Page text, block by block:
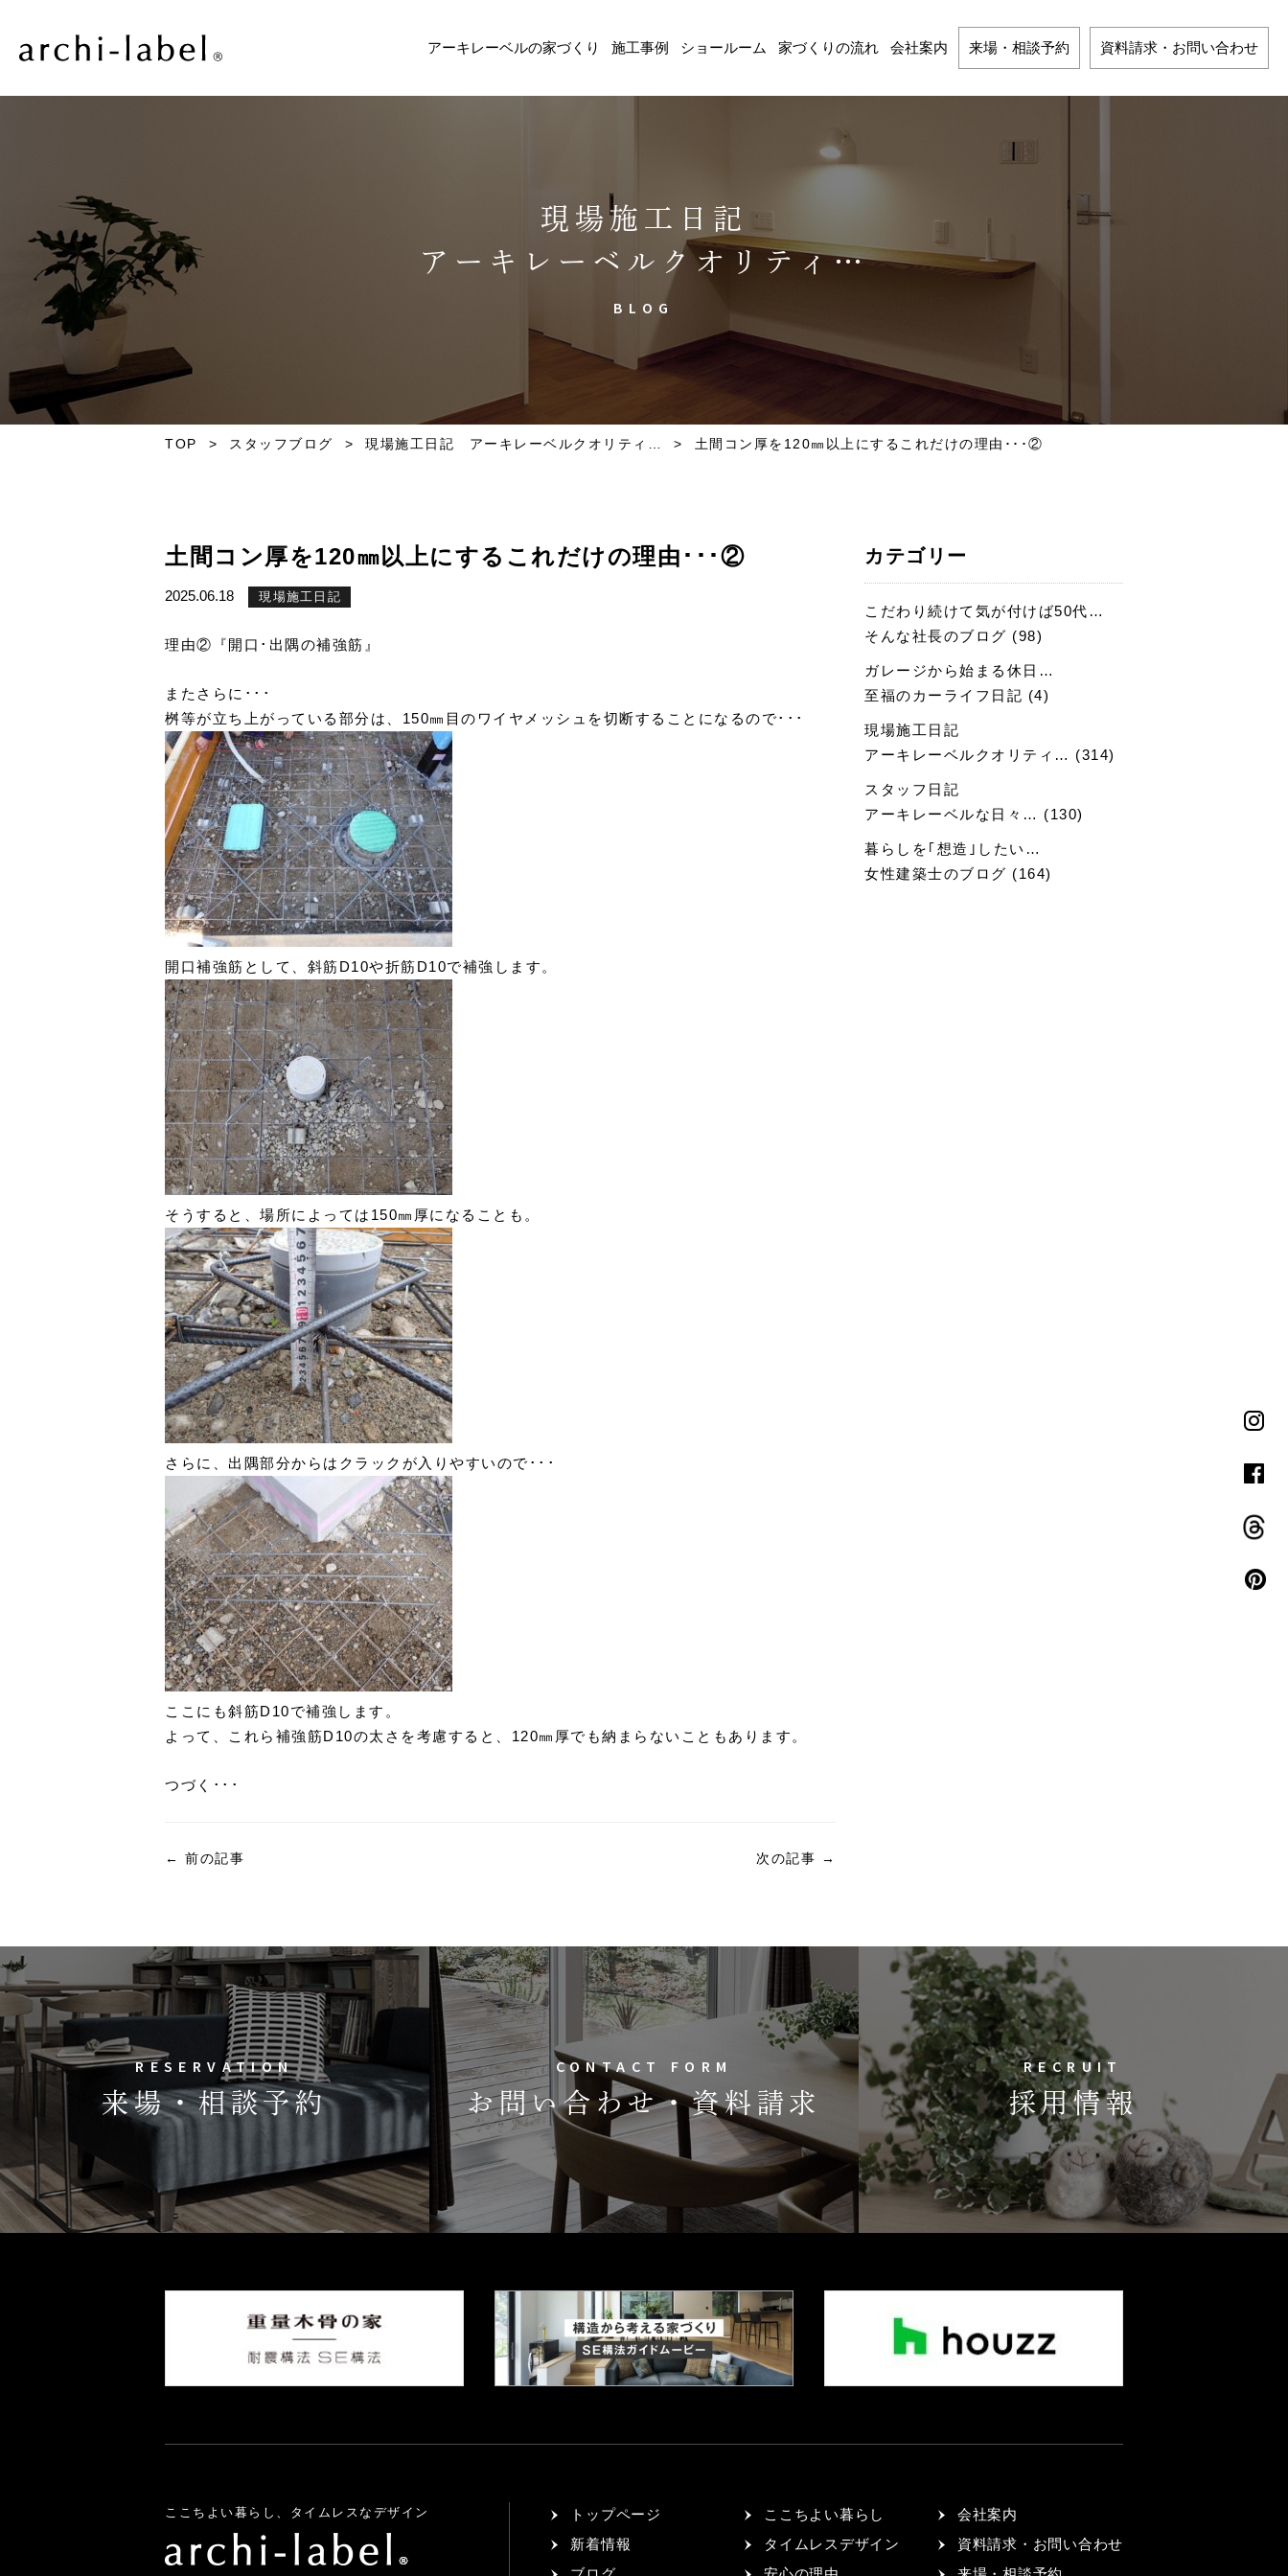
アーキレーベルの家づくり 施工事例 ショールーム 家づくりの流れ 会社案内 来場・相談予約 資料請求・お問い合わせ
現場施工日記
アーキレーベルクオリティ…
BLOG
TOP > スタッフブログ > 現場施工日記 アーキレーベルクオリティ… > 土間コン厚を120㎜以上にするこれだけの理由･･･②
土間コン厚を120㎜以上にするこれだけの理由･･･②
2025.06.18 現場施工日記
理由②『開口･出隅の補強筋』
またさらに･･･
桝等が立ち上がっている部分は、150㎜目のワイヤメッシュを切断することになるので･･･
開口補強筋として、斜筋D10や折筋D10で補強します。
そうすると、場所によっては150㎜厚になることも。
さらに、出隅部分からはクラックが入りやすいので･･･
ここにも斜筋D10で補強します。
よって、これら補強筋D10の太さを考慮すると、120㎜厚でも納まらないこともあります。
つづく･･･
← 前の記事 次の記事 →
カテゴリー
こだわり続けて気が付けば50代…
そんな社長のブログ (98)
ガレージから始まる休日…
至福のカーライフ日記 (4)
現場施工日記
アーキレーベルクオリティ… (314)
スタッフ日記
アーキレーベルな日々… (130)
暮らしを｢想造｣したい…
女性建築士のブログ (164)
RESERVATION
来場・相談予約
CONTACT FORM
お問い合わせ・資料請求
RECRUIT
採用情報
ここちよい暮らし、タイムレスなデザイン
トップページ
新着情報
ここちよい暮らし
タイムレスデザイン
会社案内
資料請求・お問い合わせ